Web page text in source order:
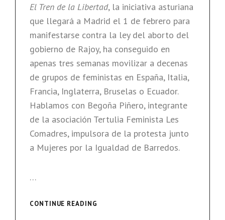
El Tren de la Libertad, la iniciativa asturiana
que llegará a Madrid el 1 de febrero para
manifestarse contra la ley del aborto del
gobierno de Rajoy, ha conseguido en
apenas tres semanas movilizar a decenas
de grupos de feministas en España, Italia,
Francia, Inglaterra, Bruselas o Ecuador.
Hablamos con Begoña Piñero, integrante
de la asociación Tertulia Feminista Les
Comadres, impulsora de la protesta junto
a Mujeres por la Igualdad de Barredos.
…
CONTINUE READING